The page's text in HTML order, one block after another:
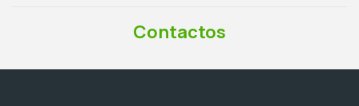
Contactos